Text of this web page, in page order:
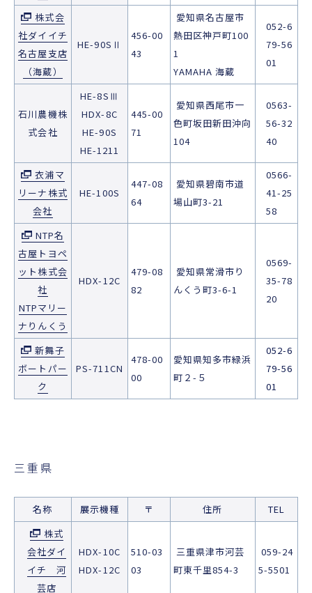
株式会
社ダイイチ
名古屋支店
（海蔵）
HE-90SⅡ
456-00
43
愛知県名古屋市
熱田区神戸町100
1
YAMAHA 海蔵
052-6
79-56
01
石川農機株
式会社
HE-8SⅢ
HDX-8C
HE-90S
HE-1211
445-00
71
愛知県西尾市一
色町坂田新田沖向
104
0563-
56-32
40
衣浦マ
リーナ株式
会社
HE-100S
447-08
64
愛知県碧南市道
場山町3-21
0566-
41-25
58
NTP名
古屋トヨペ
ット株式会
社
NTPマリー
ナりんくう
HDX-12C
479-08
82
愛知県常滑市り
んくう町3-6-1
0569-
35-78
20
新舞子
ボートパー
ク
PS-711CN
478-00
00
愛知県知多市緑浜
町２-５
052-6
79-56
01
三重県
名称 展示機種 〒 住所
TEL
株式
会社ダイ
イチ 河
芸店
HDX-10C
HDX-12C
510-03
03
三重県津市河芸
町東千里854-3
059-24
5-5501